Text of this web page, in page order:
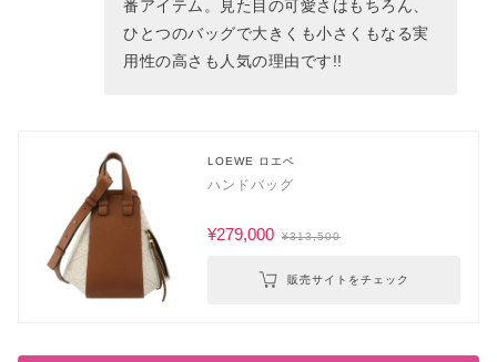
番アイテム。見た目の可愛さはもちろん、
ひとつのバッグで大きくも小さくもなる実
用性の高さも人気の理由です!!
LOEWE ロエベ
ハンドバッグ
¥279,000 ¥313,500
販売サイトをチェック